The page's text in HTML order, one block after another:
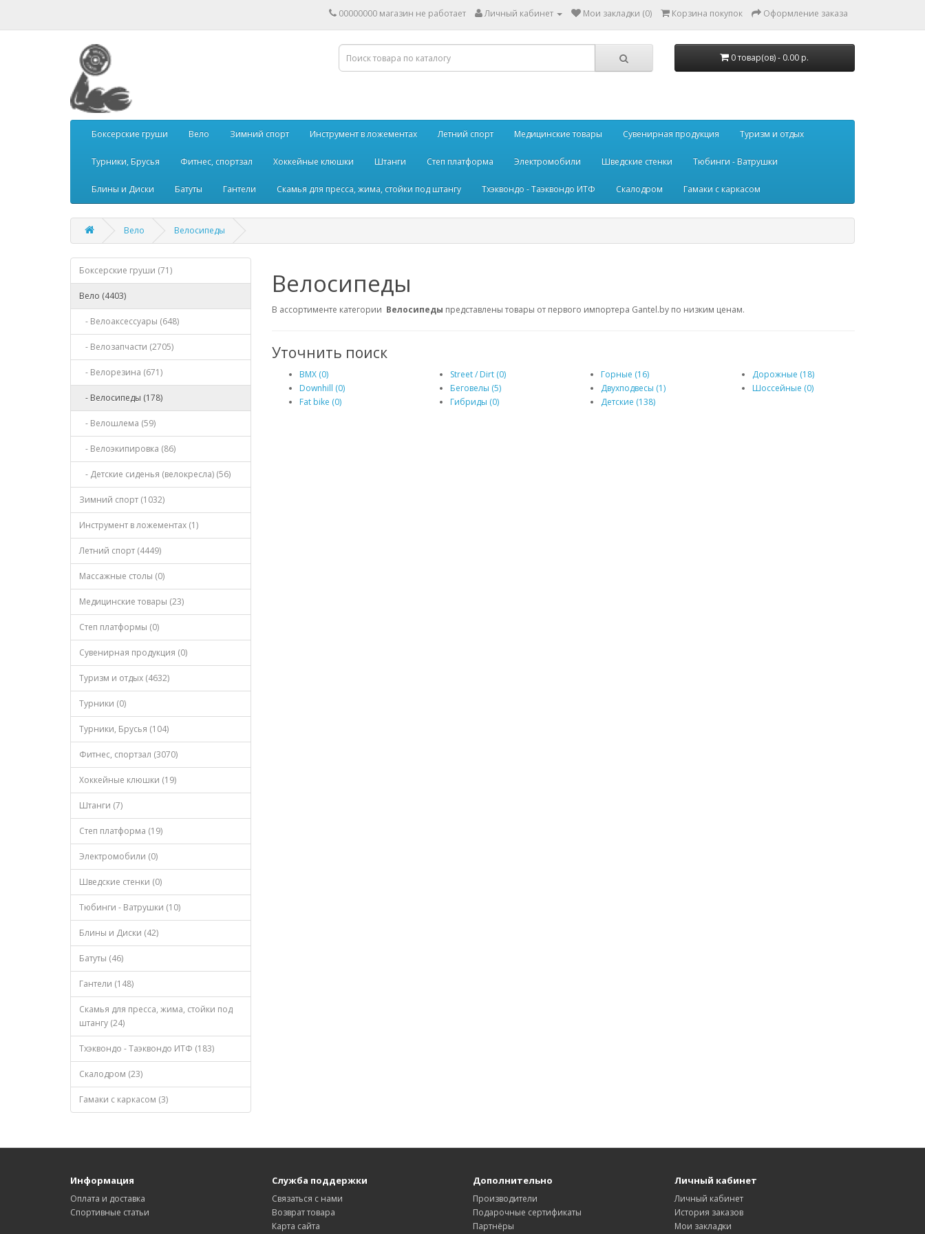
00000000 магазин не работает Личный кабинет Мои закладки (0) Корзина покупок Оформление заказа
0 товар(ов) - 0.00 р.
Боксерские груши Вело Зимний спорт Инструмент в ложементах Летний спорт Медицинские товары Сувенирная продукция Туризм и отдых
Турники, Брусья Фитнес, спортзал Хоккейные клюшки Штанги Степ платформа Электромобили Шведские стенки Тюбинги - Ватрушки
Блины и Диски Батуты Гантели Скамья для пресса, жима, стойки под штангу Тхэквондо - Таэквондо ИТФ Скалодром Гамаки с каркасом
Вело Велосипеды
Боксерские груши (71)
Вело (4403)
- Велоаксессуары (648)
- Велозапчасти (2705)
- Велорезина (671)
- Велосипеды (178)
- Велошлема (59)
- Велоэкипировка (86)
- Детские сиденья (велокресла) (56)
Зимний спорт (1032)
Инструмент в ложементах (1)
Летний спорт (4449)
Массажные столы (0)
Медицинские товары (23)
Степ платформы (0)
Сувенирная продукция (0)
Туризм и отдых (4632)
Турники (0)
Турники, Брусья (104)
Фитнес, спортзал (3070)
Хоккейные клюшки (19)
Штанги (7)
Степ платформа (19)
Электромобили (0)
Шведские стенки (0)
Тюбинги - Ватрушки (10)
Блины и Диски (42)
Батуты (46)
Гантели (148)
Скамья для пресса, жима, стойки под
штангу (24)
Тхэквондо - Таэквондо ИТФ (183)
Скалодром (23)
Гамаки с каркасом (3)
Велосипеды
В ассортименте категории Велосипеды представлены товары от первого импортера Gantel.by по низким ценам.
Уточнить поиск
BMX (0)
Downhill (0)
Fat bike (0)
Street / Dirt (0)
Беговелы (5)
Гибриды (0)
Горные (16)
Двухподвесы (1)
Детские (138)
Дорожные (18)
Шоссейные (0)
Информация
Оплата и доставка
Спортивные статьи
Служба поддержки
Связаться с нами
Возврат товара
Карта сайта
Дополнительно
Производители
Подарочные сертификаты
Партнёры
Личный кабинет
Личный кабинет
История заказов
Мои закладки